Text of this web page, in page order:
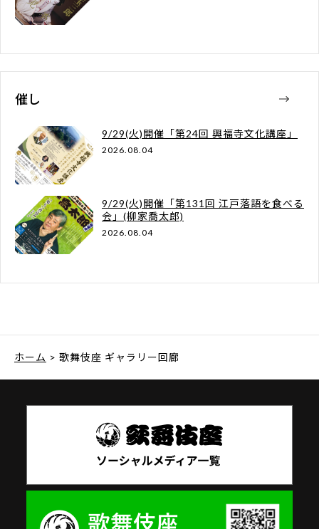
催し
9/29(火)開催「第24回 興福寺文化講座」
2026.08.04
9/29(火)開催「第131回 江戸落語を食べる
会」(柳家喬太郎)
2026.08.04
ホーム > 歌舞伎座 ギャラリー回廊